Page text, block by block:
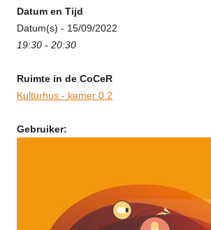
Datum en Tijd
Datum(s) - 15/09/2022
19:30 - 20:30
Ruimte in de CoCeR
Kulturhus - kamer 0.2
Gebruiker: